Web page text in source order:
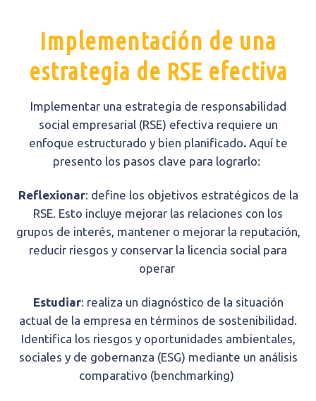
Implementación de una
estrategia de RSE efectiva
Implementar una estrategia de responsabilidad
social empresarial (RSE) efectiva requiere un
enfoque estructurado y bien planificado.Aquí te
presento los pasos clave para lograrlo:
Reflexionar: define los objetivos estratégicos de la
RSE. Esto incluye mejorar las relaciones con los
grupos de interés, mantener o mejorar la reputación,
reducir riesgos y conservar la licencia social para
operar
Estudiar: realiza un diagnóstico de la situación
actual de la empresa en términos de sostenibilidad.
Identifica los riesgos y oportunidades ambientales,
sociales y de gobernanza (ESG) mediante un análisis
comparativo (benchmarking)